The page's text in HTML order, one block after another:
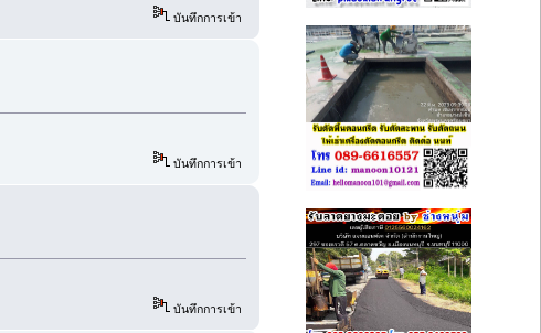
บันทึกการเข้า
บันทึกการเข้า
บันทึกการเข้า